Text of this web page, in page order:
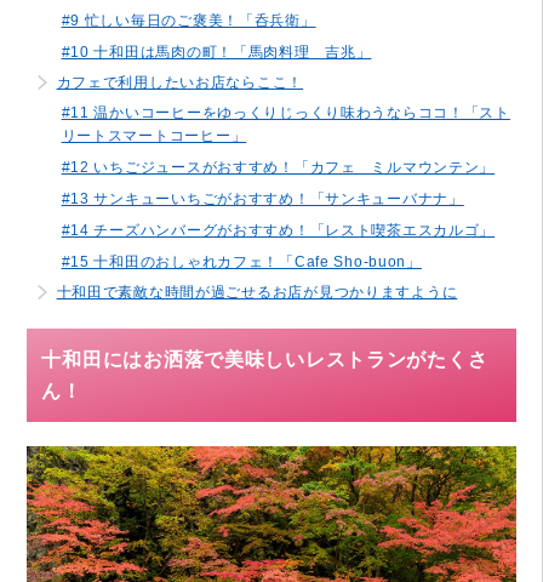
#9 忙しい毎日のご褒美！「呑兵衛」
#10 十和田は馬肉の町！「馬肉料理 吉兆」
カフェで利用したいお店ならここ！
#11 温かいコーヒーをゆっくりじっくり味わうならココ！「スト
リートスマートコーヒー」
#12 いちごジュースがおすすめ！「カフェ ミルマウンテン」
#13 サンキューいちごがおすすめ！「サンキューバナナ」
#14 チーズハンバーグがおすすめ！「レスト喫茶エスカルゴ」
#15 十和田のおしゃれカフェ！「Cafe Sho-buon」
十和田で素敵な時間が過ごせるお店が見つかりますように
十和田にはお洒落で美味しいレストランがたくさ
ん！